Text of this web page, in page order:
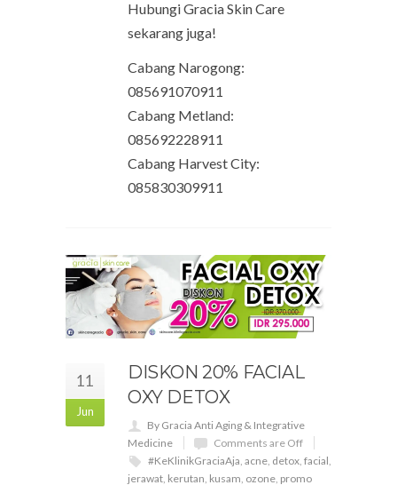
Hubungi Gracia Skin Care
sekarang juga!
Cabang Narogong:
085691070911
Cabang Metland:
085692228911
Cabang Harvest City:
085830309911
11
Jun
DISKON 20% FACIAL
OXY DETOX
By Gracia Anti Aging & Integrative
Medicine
Comments are Off
#KeKlinikGraciaAja acne detox facial
jerawat kerutan kusam ozone promo